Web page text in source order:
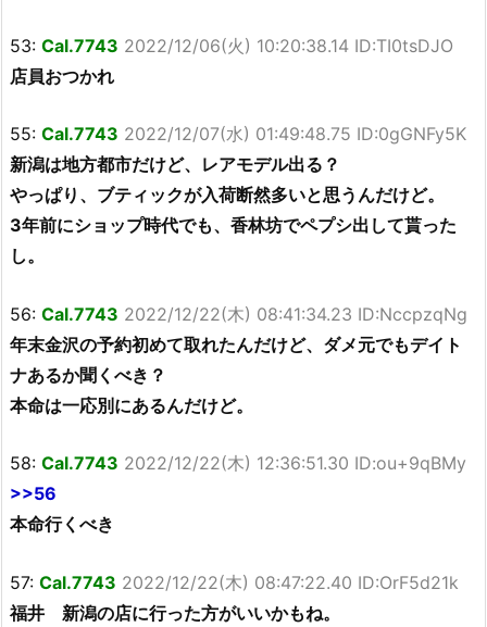
53: Cal.7743 2022/12/06(火) 10:20:38.14 ID:TI0tsDJO
店員おつかれ
55: Cal.7743 2022/12/07(水) 01:49:48.75 ID:0gGNFy5K
新潟は地方都市だけど、レアモデル出る？
やっぱり、ブティックが入荷断然多いと思うんだけど。
3年前にショップ時代でも、香林坊でペプシ出して貰った
し。
56: Cal.7743 2022/12/22(木) 08:41:34.23 ID:NccpzqNg
年末金沢の予約初めて取れたんだけど、ダメ元でもデイト
ナあるか聞くべき？
本命は一応別にあるんだけど。
58: Cal.7743 2022/12/22(木) 12:36:51.30 ID:ou+9qBMy
>>56
本命行くべき
57: Cal.7743 2022/12/22(木) 08:47:22.40 ID:OrF5d21k
福井 新潟の店に行った方がいいかもね。